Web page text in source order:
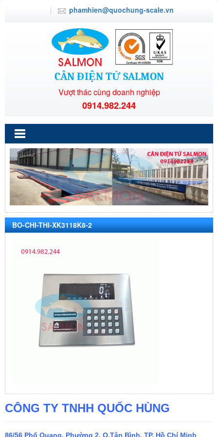
phamhien@quochung-scale.vn
CÂN ĐIỆN TỬ SALMON
Vượt thác cùng doanh nghiệp
0914.982.244
BO-CHI-THI-XK3118K8-2
CÔNG TY TNHH QUỐC HÙNG
86/56 Phổ Quang, Phường 2, Q.Tân Bình, TP. Hồ Chí Minh